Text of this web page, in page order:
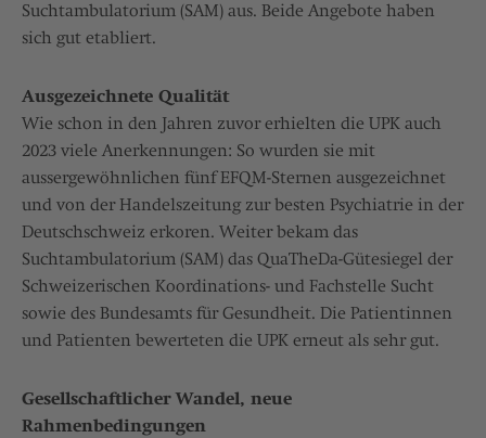
Suchtambulatorium (SAM) aus. Beide Angebote haben
sich gut etabliert.
Ausgezeichnete Qualität
Wie schon in den Jahren zuvor erhielten die UPK auch
2023 viele Anerkennungen: So wurden sie mit
aussergewöhnlichen fünf EFQM-Sternen ausgezeichnet
und von der Handelszeitung zur besten Psychiatrie in der
Deutschschweiz erkoren. Weiter bekam das
Suchtambulatorium (SAM) das QuaTheDa-Gütesiegel der
Schweizerischen Koordinations- und Fachstelle Sucht
sowie des Bundesamts für Gesundheit. Die Patientinnen
und Patienten bewerteten die UPK erneut als sehr gut.
Gesellschaftlicher Wandel, neue
Rahmenbedingungen